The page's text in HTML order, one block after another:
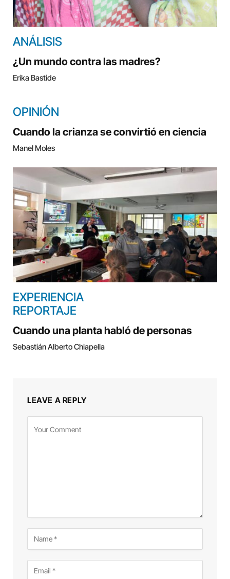
ANÁLISIS
¿Un mundo contra las madres?
Erika Bastide
OPINIÓN
Cuando la crianza se convirtió en ciencia
Manel Moles
EXPERIENCIA
REPORTAJE
Cuando una planta habló de personas
Sebastián Alberto Chiapella
LEAVE A REPLY